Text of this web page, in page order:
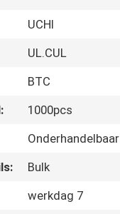
UCHI
UL.CUL
BTC
1000pcs
Onderhandelbaar
Bulk
werkdag 7